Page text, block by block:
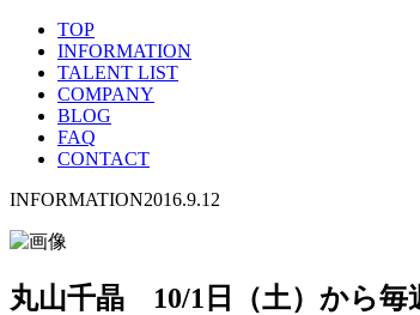
TOP
INFORMATION
TALENT LIST
COMPANY
BLOG
FAQ
CONTACT
INFORMATION2016.9.12
丸山千晶 10/1日（土）から毎